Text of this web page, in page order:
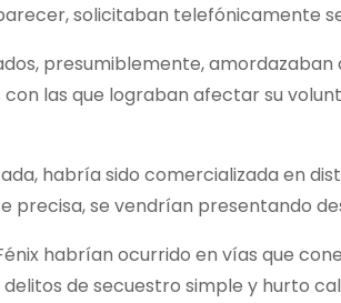
solicitaban telefónicamente
presumiblemente,
las que lograban afectar su
habría sido comercializada en
precisa, se vendrían presentando
habrían ocurrido en vías que
de secuestro simple y hurto